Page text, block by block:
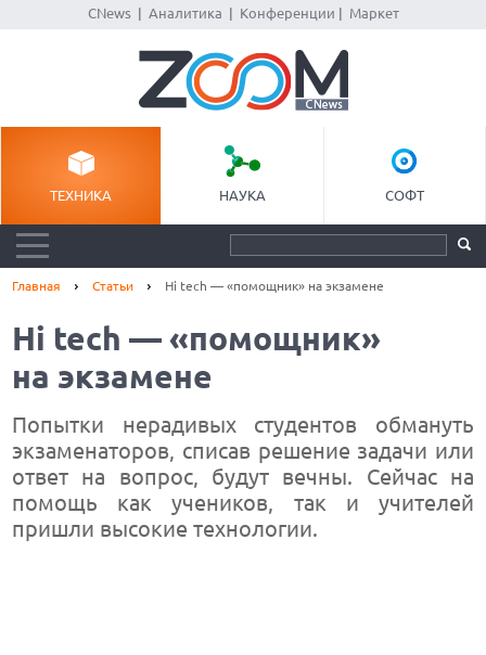
CNews| Аналитика Конференции Маркет
ТЕХНИКА НАУКА СОФТ
Главная Статьи Hi tech — «помощник» на экзамене
Hi tech — «помощник»
на экзамене
Попытки нерадивых студентов обмануть
экзаменаторов, списав решение задачи или
ответ на вопрос, будут вечны. Сейчас на
помощь как учеников, так и учителей
пришли высокие технологии.